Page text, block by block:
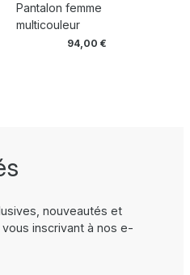
Pantalon femme
multicouleur
94,00 €
nouveautés et
inscrivant à nos e-